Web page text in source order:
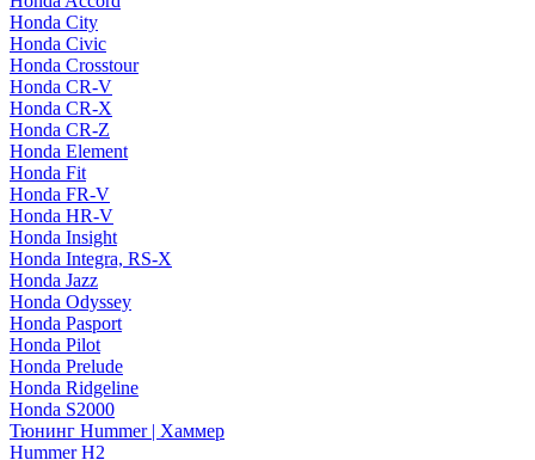
Honda City
Honda Civic
Honda Crosstour
Honda CR-V
Honda CR-X
Honda CR-Z
Honda Element
Honda Fit
Honda FR-V
Honda HR-V
Honda Insight
Honda Integra, RS-X
Honda Jazz
Honda Odyssey
Honda Pasport
Honda Pilot
Honda Prelude
Honda Ridgeline
Honda S2000
Тюнинг Hummer | Хаммер
Hummer H2